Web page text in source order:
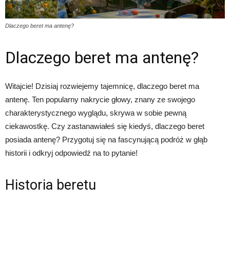
Dlaczego beret ma antenę?
Dlaczego beret ma antenę?
Witajcie! Dzisiaj rozwiejemy tajemnicę, dlaczego beret ma
antenę. Ten popularny nakrycie głowy, znany ze swojego
charakterystycznego wyglądu, skrywa w sobie pewną
ciekawostkę. Czy zastanawiałeś się kiedyś, dlaczego beret
posiada antenę? Przygotuj się na fascynującą podróż w głąb
historii i odkryj odpowiedź na to pytanie!
Historia beretu